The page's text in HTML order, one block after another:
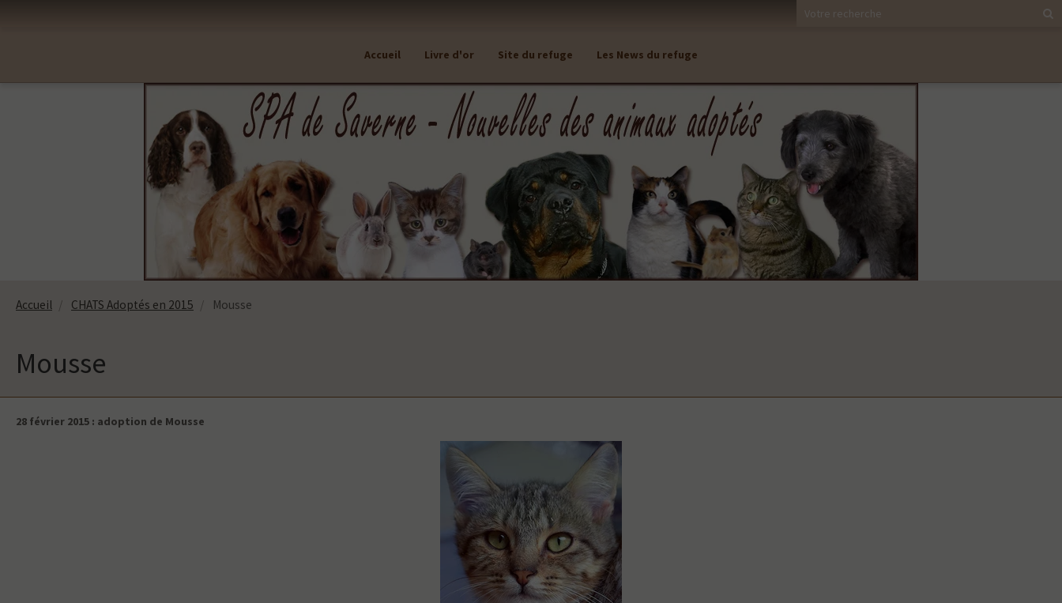
Accueil Livre d'or Site du refuge Les News du refuge
Accueil CHATS Adoptés en 2015 Mousse
Mousse
28 février 2015 : adoption de Mousse